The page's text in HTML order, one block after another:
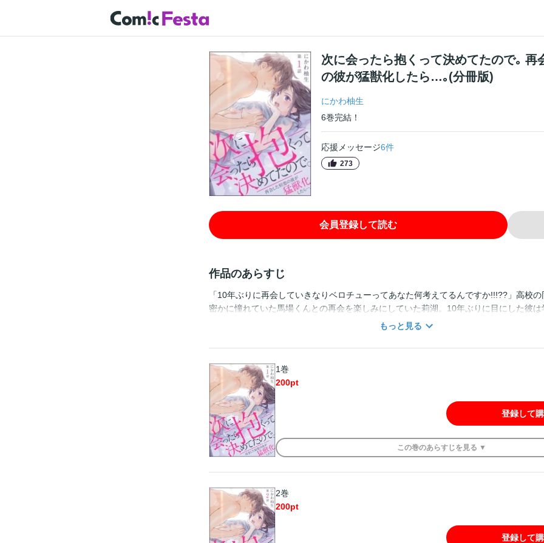
次に会ったら抱くって決めてたので｡ 再
の彼が猛獣化したら…｡(分冊版)
にかわ柚生
6巻完結！
応援メッセージ6件
273
会員登録して読む
作品のあらすじ
「10年ぶりに再会していきなりベロチューってあなた何考えてるんですか!!!??」高校
密かに憧れていた馬場くんとの再会を楽しみにしていた莉湖。10年ぶりに目にした彼
わらず魅力的なままだった。当時からも深く関わりがあったわけではないので、遠くか
ば…」慌てる莉湖に、馬場は突然キスをしてきてーー。「え…今のなんですか？…え
がかわいいから、しちゃった」はぁぁぁぁぁ!? 馬場くんってこんな人だったの!? そ
硬派なイメージが一変、グイグイ迫ってくる肉食系に豹変してきてーー!? クールな研
だけ獣化!? 【憧れのモテ男くん】×【地味系ひっそり女子】再会から始まる、胸キュ
ブストーリー！ ※この作品は『ラブキス！more Vol.5』に収録されています。重複購
い。
もっと見る
1巻
200pt
登録して
この巻のあらすじを 見る ▼
2巻
200pt
登録して